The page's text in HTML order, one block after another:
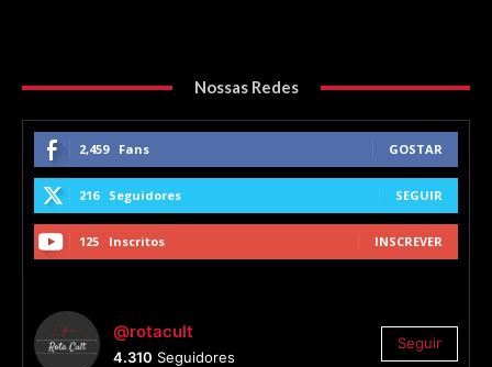
Nossas Redes
2,459 Fans GOSTAR
216 Seguidores SEGUIR
125 Inscritos INSCREVER
@rotacult
4.310 Seguidores
Seguir